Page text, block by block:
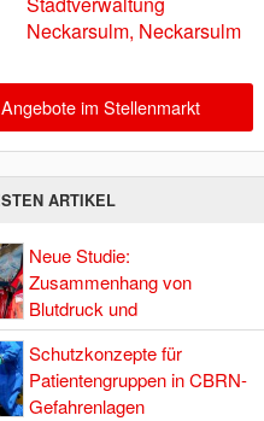
Neckarsulm, Neckarsulm
im Stellenmarkt
ARTIKEL
Neue Studie:
Zusammenhang von
Blutdruck und
Hirndurchblutung
Schutzkonzepte für
Patientengruppen in CBRN-
Gefahrenlagen